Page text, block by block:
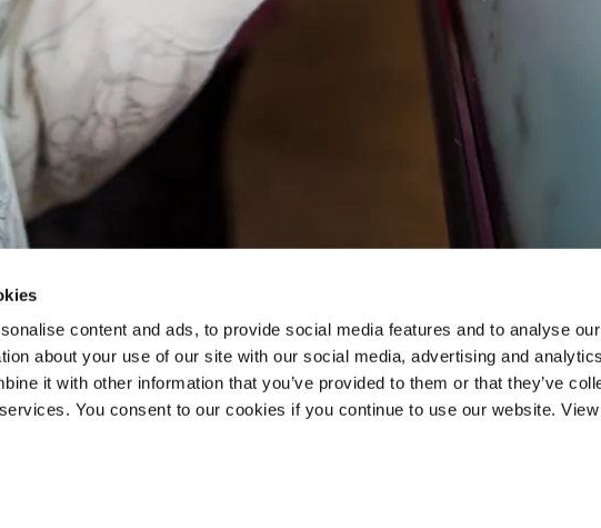
content and ads, to provide social media features and to analyse
about your use of our site with our social media, advertising and analytics
it with other information that you’ve provided to them or that they’ve
You consent to our cookies if you continue to use our website. View
permet de transformer le support mural en support mobile en ajoutant le pied
futurs de 55 à 86 pouces.